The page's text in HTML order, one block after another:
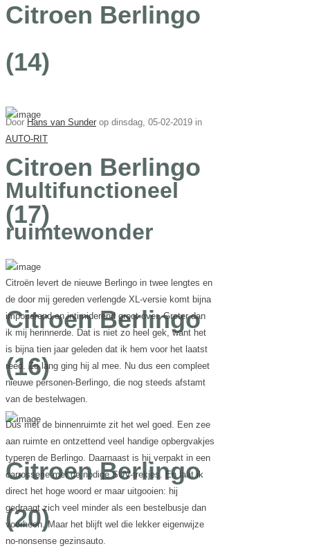
Citroen Berlingo
(14)
Citroen Berlingo
(17)
Citroen Berlingo
(16)
Citroen Berlingo
(20)
Door Hans van Sunder op dinsdag, 05-02-2019 in
AUTO-RIT
Multifunctioneel
ruimtewonder
Citroën levert de nieuwe Berlingo in twee lengtes en
de door mij gereden verlengde XL-versie komt bijna
imponerend en intimiderend groot over. Groter dan
ik mij herinnerde. Dat is niet zo heel gek, want het
is bijna tien jaar geleden dat ik hem voor het laatst
reed. Zo lang ging hij al mee. Nu dus een compleet
nieuwe personen-Berlingo, die nog steeds afstamt
van de bestelwagen.
Dus met de binnenruimte zit het wel goed. Een zee
aan ruimte en ontzettend veel handige opbergvakjes
typeren de Berlingo. Daarnaast is hij verpakt in een
carrosserie met de nodige SUV-trekjes. En laat ik
direct het hoge woord er maar uitgooien: hij
gedraagt zich veel minder als een bestelbusje dan
voorheen. Maar het blijft wel die lekker eigenwijze
no-nonsense gezinsauto.